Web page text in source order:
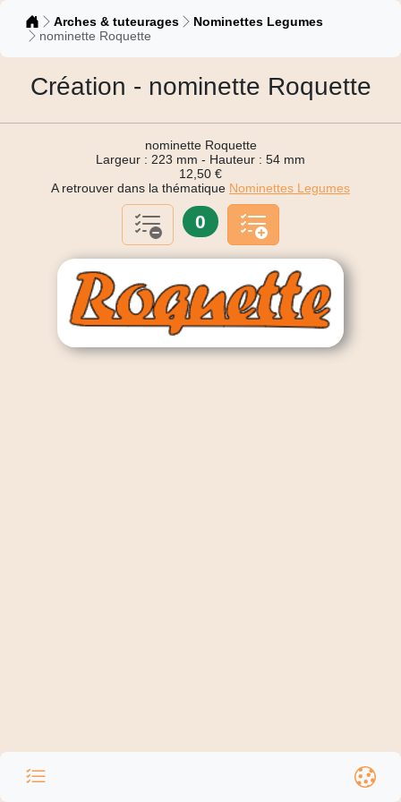
Catalogue
Arches & tuteurages
Nominettes Legumes
nominette Roquette
Création - nominette Roquette
nominette Roquette
Largeur : 223 mm - Hauteur : 54 mm
12,50 €
A retrouver dans la thématique Nominettes Legumes
0